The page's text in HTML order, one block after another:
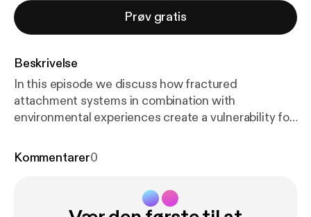
Prøv gratis
Beskrivelse
In this episode we discuss how fractured
attachment systems in combination with
environmental experiences create a vulnerability for
Kommentarer0